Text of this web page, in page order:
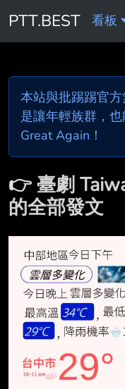
PTT.BEST 看板
本站與批踢踢官
是讓年輕族群，
Great Again！
👉 臺劇
的全部發文